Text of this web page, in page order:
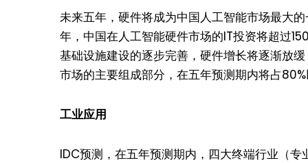
未来五年，硬件将成为中国人工智能市场最大
年，中国在人工智能硬件市场的IT投资将超过
基础设施建设的逐步完善，硬件增长将逐渐放
市场的主要组成部分，在五年预测期内将占
工业应用
IDC预测，在五年预测期内，四大终端行业（